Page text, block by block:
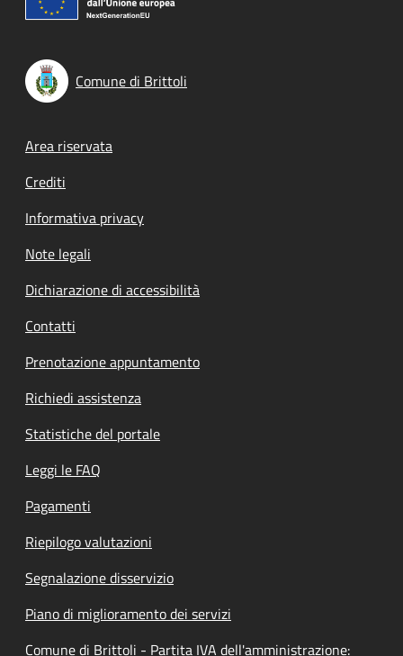
Comune di Brittoli
Footer menu
Area riservata
Crediti
Informativa privacy
Note legali
Dichiarazione di accessibilità
Contatti
Prenotazione appuntamento
Richiedi assistenza
Statistiche del portale
Leggi le FAQ
Pagamenti
Riepilogo valutazioni
Segnalazione disservizio
Piano di miglioramento dei servizi
Comune di Brittoli - Partita IVA dell'amministrazione: